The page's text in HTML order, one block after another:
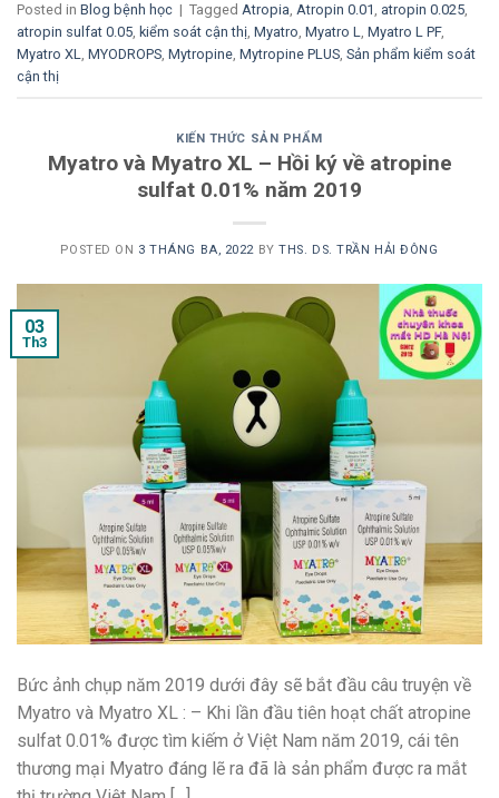
Posted in Blog bệnh học | Tagged Atropia, Atropin 0.01, atropin 0.025,
atropin sulfat 0.05, kiểm soát cận thị, Myatro, Myatro L, Myatro L PF,
Myatro XL, MYODROPS, Mytropine, Mytropine PLUS, Sản phẩm kiểm soát
cận thị
KIẾN THỨC SẢN PHẨM
Myatro và Myatro XL – Hồi ký về atropine
sulfat 0.01% năm 2019
POSTED ON 3 THÁNG BA, 2022 BYTHS. DS. TRẦN HẢI ĐÔNG
03
Th3
Bức ảnh chụp năm 2019 dưới đây sẽ bắt đầu câu truyện về
Myatro và Myatro XL : – Khi lần đầu tiên hoạt chất atropine
sulfat 0.01% được tìm kiếm ở Việt Nam năm 2019, cái tên
thương mại Myatro đáng lẽ ra đã là sản phẩm được ra mắt